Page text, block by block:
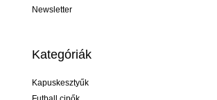
Newsletter
Kategóriák
Kapuskesztyűk